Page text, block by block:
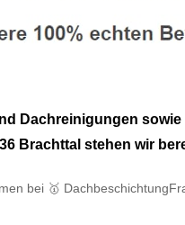
Dachreinigungen
Brachttal stehen wir
bei 🥇